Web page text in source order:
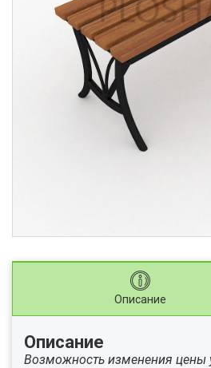
Описание
Описание
Возможность изменения цены